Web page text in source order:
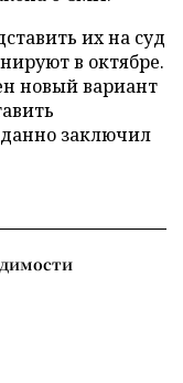
их на суд
в октябре.
новый вариант
заключил